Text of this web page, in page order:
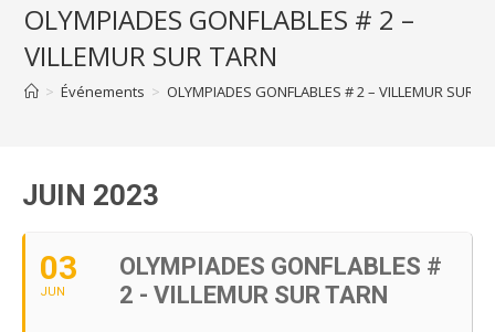
OLYMPIADES GONFLABLES # 2 –
VILLEMUR SUR TARN
> Événements > OLYMPIADES GONFLABLES # 2 – VILLEMUR SUR
JUIN 2023
03
JUN
OLYMPIADES GONFLABLES #
2 - VILLEMUR SUR TARN